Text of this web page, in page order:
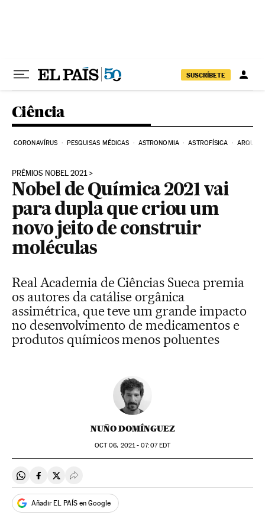
SUSCRÍBETE
Ciência
CORONAVÍRUS PESQUISAS MÉDICAS ASTRONOMIA ASTROFÍSICA
PRÊMIOS NOBEL 2021
Nobel de Química 2021 vai
para dupla que criou um
novo jeito de construir
moléculas
Real Academia de Ciências Sueca premia
os autores da catálise orgânica
assimétrica, que teve um grande impacto
no desenvolvimento de medicamentos e
produtos químicos menos poluentes
NUÑO DOMÍNGUEZ
OCT06, 2021 - 07:07EDT
Compartir en Whatsapp
Compartir en Facebook
Compartir en Twitter
Desplegar Redes Sociales
Añadir EL PAÍS en Google